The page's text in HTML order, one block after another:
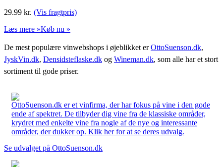
29.99 kr. (Vis fragtpris)
Læs mere »Køb nu »
De mest populære vinwebshops i øjeblikket erOttoSuenson.dk,
JyskVin.dk, Densidsteflaske.dk og Wineman.dk, som alle har et stort
sortiment til gode priser.
OttoSuenson.dk er et vinfirma, der har fokus på vine i den gode
ende af spektret. De tilbyder dig vine fra de klassiske områder,
krydret med enkelte vine fra nogle af de nye og interessante
områder, der dukker op. Klik her for at se deres udvalg.
Se udvalget på OttoSuenson.dk